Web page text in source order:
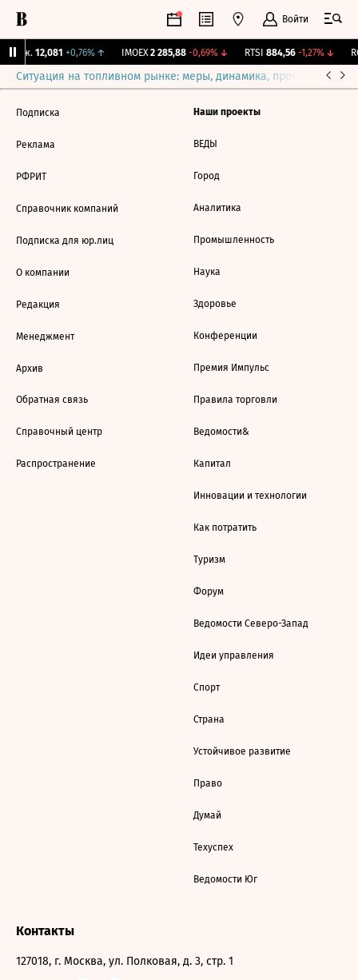
Войти
Бирж. 12,081 +0,76%↑ IMOEX 2 285,88 -0,69%↓ RTSI 884,56 -1,27%↓
Ситуация на топливном рынке: меры, динамика, прогнозы
Подписка
Реклама
РФРИТ
Справочник компаний
Подписка для юр.лиц
О компании
Редакция
Менеджмент
Архив
Обратная связь
Справочный центр
Распространение
Наши проекты
ВЕДЫ
Город
Аналитика
Промышленность
Наука
Здоровье
Конференции
Премия Импульс
Правила торговли
Ведомости&
Капитал
Инновации и технологии
Как потратить
Туризм
Форум
Ведомости Северо-Запад
Идеи управления
Спорт
Страна
Устойчивое развитие
Право
Думай
Техуспех
Ведомости Юг
Контакты
127018, г. Москва, ул. Полковая, д. 3, стр. 1